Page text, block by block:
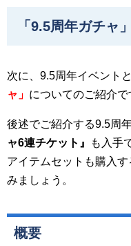
「9.5周年ガチャ
次に、9.5周年イベント
ャ」 についてのご紹介で
後述でご紹介する9.5周
ャ6連チケット』
も入手
アイテムセットも購入
みましょう。
概要